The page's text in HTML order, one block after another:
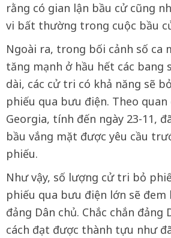
rằng có gian lận bầu cử cũng
vi bất thường trong cuộc bầu
Ngoài ra, trong bối cảnh số ca
tăng mạnh ở hầu hết các bang
dài, các cử tri có khả năng sẽ
phiếu qua bưu điện. Theo
Georgia, tính đến ngày 23-11,
bầu vắng mặt được yêu cầu
phiếu.
Như vậy, số lượng cử tri bỏ
phiếu qua bưu điện lớn sẽ đem
đảng Dân chủ. Chắc chắn đảng
cách đạt được thành tựu như